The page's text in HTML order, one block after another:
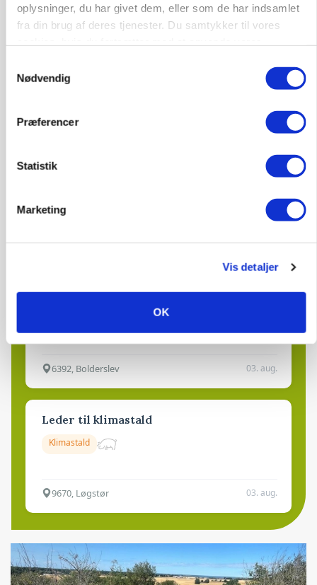
oplysninger, du har givet dem, eller som de har indsamlet
fra din brug af deres tjenester. Du samtykker til vores
Nødvendig
Præferencer
Statistik
Marketing
Vis detaljer
OK
Lastbilchauffør søges til Henrik Haves
Godstransport
4700, Næstved 03. aug.
Medarbejdere til griseproduktion
9681, Ranum 03. aug.
Kalvepasser til ejendom i udvikling søges
6392, Bolderslev 03. aug.
Leder til klimastald
Klimastald
9670, Løgstør 03. aug.